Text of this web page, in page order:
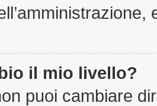
il mio livello?
puoi cambiare